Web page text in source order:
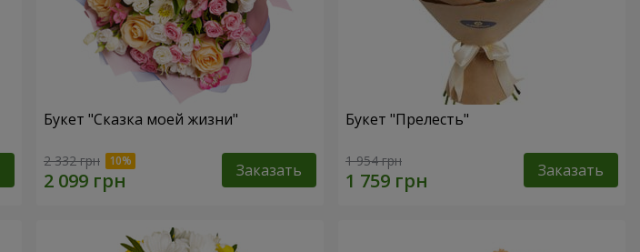
Букет "Сказка моей жизни"
2 332 грн Заказать
Букет "Прелесть"
1 954 грн Заказать